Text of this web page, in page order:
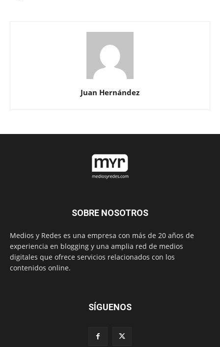
Juan Hernández
SOBRE NOSOTROS
Medios y Redes es una empresa con más de 20 años de
experiencia en blogging y una amplia red de medios
digitales que ofrece servicios relacionados con los
contenidos online.
SÍGUENOS